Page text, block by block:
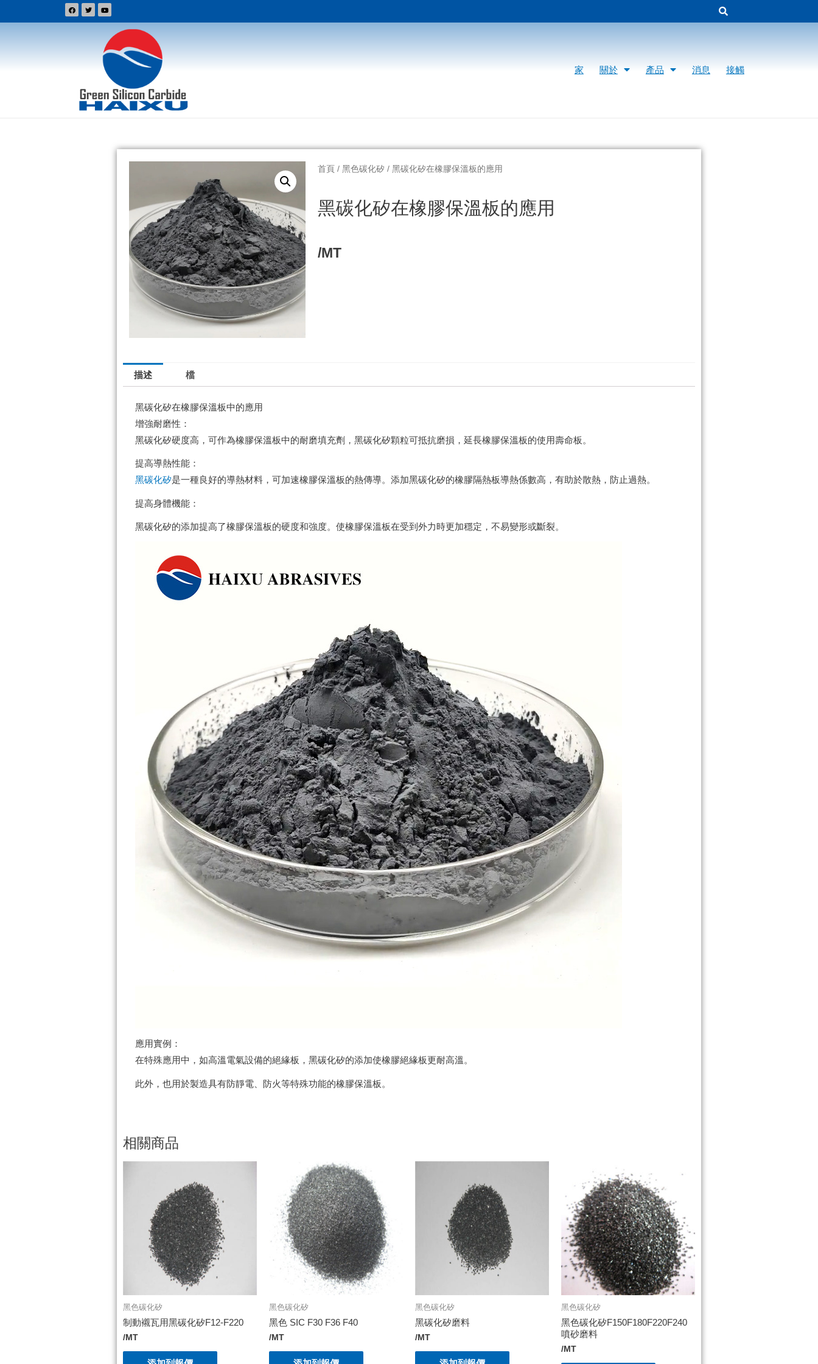
家 關於 產品 消息 接觸
首頁 /黑色碳化矽 / 黑碳化矽在橡膠保溫板的應用
黑碳化矽在橡膠保溫板的應用
/MT
描述 檔
黑碳化矽在橡膠保溫板中的應用
增強耐磨性：
黑碳化矽硬度高，可作為橡膠保溫板中的耐磨填充劑，黑碳化矽顆粒可抵抗磨損，延長橡膠保溫板的使用壽命板。
提高導熱性能：
黑碳化矽是一種良好的導熱材料，可加速橡膠保溫板的熱傳導。添加黑碳化矽的橡膠隔熱板導熱係數高，有助於散熱，防止過熱。
提高身體機能：
黑碳化矽的添加提高了橡膠保溫板的硬度和強度。使橡膠保溫板在受到外力時更加穩定，不易變形或斷裂。
應用實例：
在特殊應用中，如高溫電氣設備的絕緣板，黑碳化矽的添加使橡膠絕緣板更耐高溫。
此外，也用於製造具有防靜電、防火等特殊功能的橡膠保溫板。
相關商品
黑色碳化矽
制動襯瓦用黑碳化矽F12-F220
/MT
黑色碳化矽
黑色 SIC F30 F36 F40
/MT
黑色碳化矽
黑碳化矽磨料
/MT
黑色碳化矽
黑色碳化矽F150F180F220F240
噴砂磨料
/MT